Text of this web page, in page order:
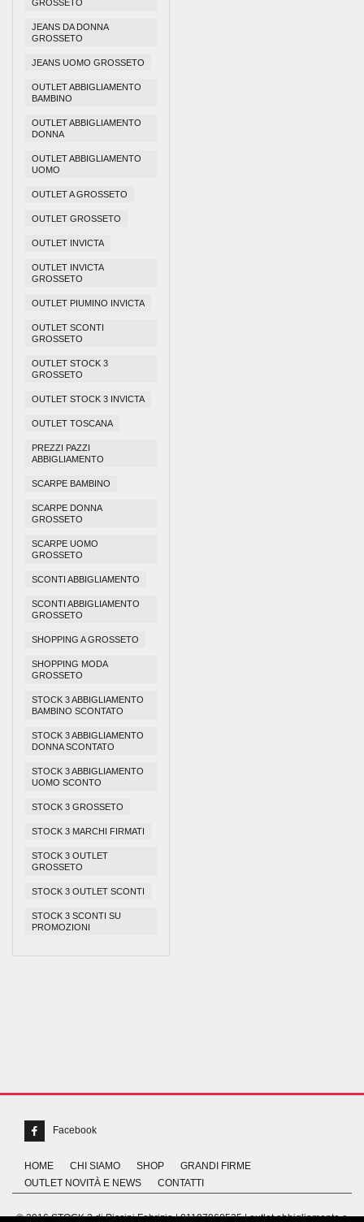
GROSSETO
JEANS DA DONNA
GROSSETO
JEANS UOMO GROSSETO
OUTLET ABBIGLIAMENTO
BAMBINO
OUTLET ABBIGLIAMENTO
DONNA
OUTLET ABBIGLIAMENTO
UOMO
OUTLET A GROSSETO
OUTLET GROSSETO
OUTLET INVICTA
OUTLET INVICTA
GROSSETO
OUTLET PIUMINO INVICTA
OUTLET SCONTI
GROSSETO
OUTLET STOCK 3
GROSSETO
OUTLET STOCK 3 INVICTA
OUTLET TOSCANA
PREZZI PAZZI
ABBIGLIAMENTO
SCARPE BAMBINO
SCARPE DONNA
GROSSETO
SCARPE UOMO
GROSSETO
SCONTI ABBIGLIAMENTO
SCONTI ABBIGLIAMENTO
GROSSETO
SHOPPING A GROSSETO
SHOPPING MODA
GROSSETO
STOCK 3 ABBIGLIAMENTO
BAMBINO SCONTATO
STOCK 3 ABBIGLIAMENTO
DONNA SCONTATO
STOCK 3 ABBIGLIAMENTO
UOMO SCONTO
STOCK 3 GROSSETO
STOCK 3 MARCHI FIRMATI
STOCK 3 OUTLET
GROSSETO
STOCK 3 OUTLET SCONTI
STOCK 3 SCONTI SU
PROMOZIONI
Facebook
HOME CHI SIAMO SHOP
GRANDI FIRME
OUTLET NOVITÀ E NEWS
CONTATTI
© 2016 STOCK 3 di Piccini Fabrizio | 01197960535 | outlet abbigliamento e